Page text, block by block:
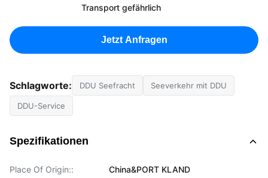
Transport gefährlich
Jetzt Anfragen
Schlagworte: DDU Seefracht Seeverkehr mit DDU
DDU-Service
Spezifikationen
Place Of Origin:: China&PORT KLAND